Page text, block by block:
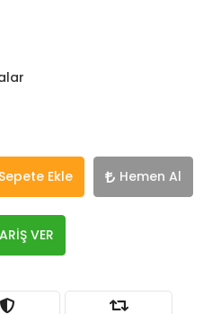
Sepete Ekle Hemen Al
VER